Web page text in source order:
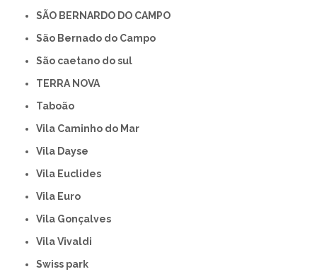
SÃO BERNARDO DO CAMPO
São Bernado do Campo
São caetano do sul
TERRA NOVA
Taboão
Vila Caminho do Mar
Vila Dayse
Vila Euclides
Vila Euro
Vila Gonçalves
Vila Vivaldi
swiss park